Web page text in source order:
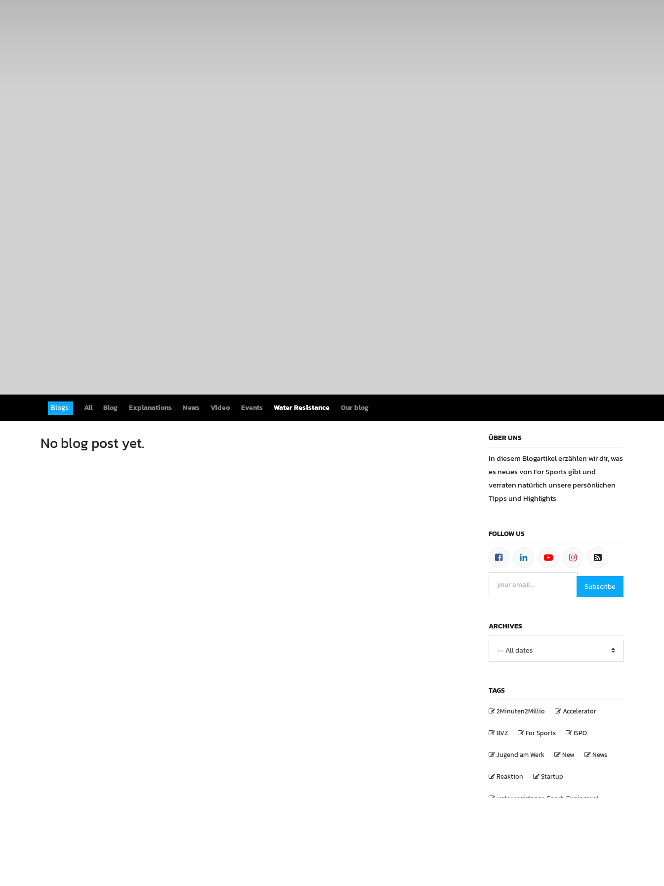
Blogs: All Blog Explanations News Video Events Water Resistance Our blog
No blog post yet. ÜBER UNS
In diesem Blogartikel erzählen wir dir, was
es neues von For Sports gibt und
verraten natürlich unsere persönlichen
Tipps und Highlights
FOLLOW US
Subscribe
ARCHIVES
TAGS
2Minuten2Millio Accelerator
BVZ For Sports ISPO
Jugend am Werk New News
Reaktion Startup
water resistance, Sport, Euqipment